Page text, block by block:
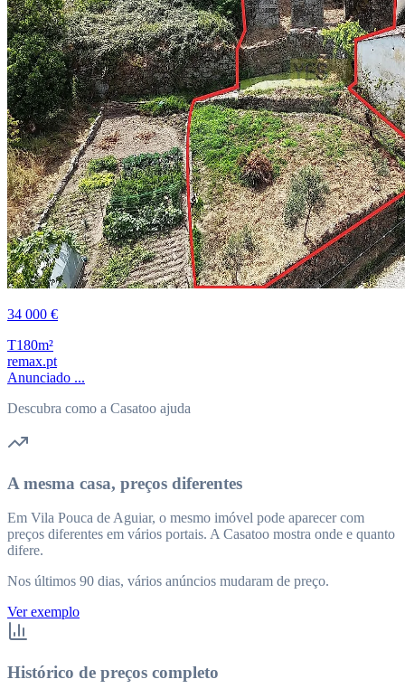
34 000 €
T180m²
remax.pt
Anunciado ...
Descubra como a Casatoo ajuda
A mesma casa, preços diferentes
Em Vila Pouca de Aguiar, o mesmo imóvel pode aparecer com
preços diferentes em vários portais. A Casatoo mostra onde e quanto
difere.
Nos últimos 90 dias, vários anúncios mudaram de preço.
Ver exemplo
Histórico de preços completo